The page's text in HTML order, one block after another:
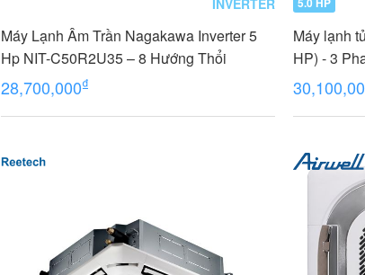
Máy Lạnh Âm Trần Nagakawa Inverter 5
Hp NIT-C50R2U35 – 8 Hướng Thổi
28,700,000₫
Máy lạnh
HP) - 3